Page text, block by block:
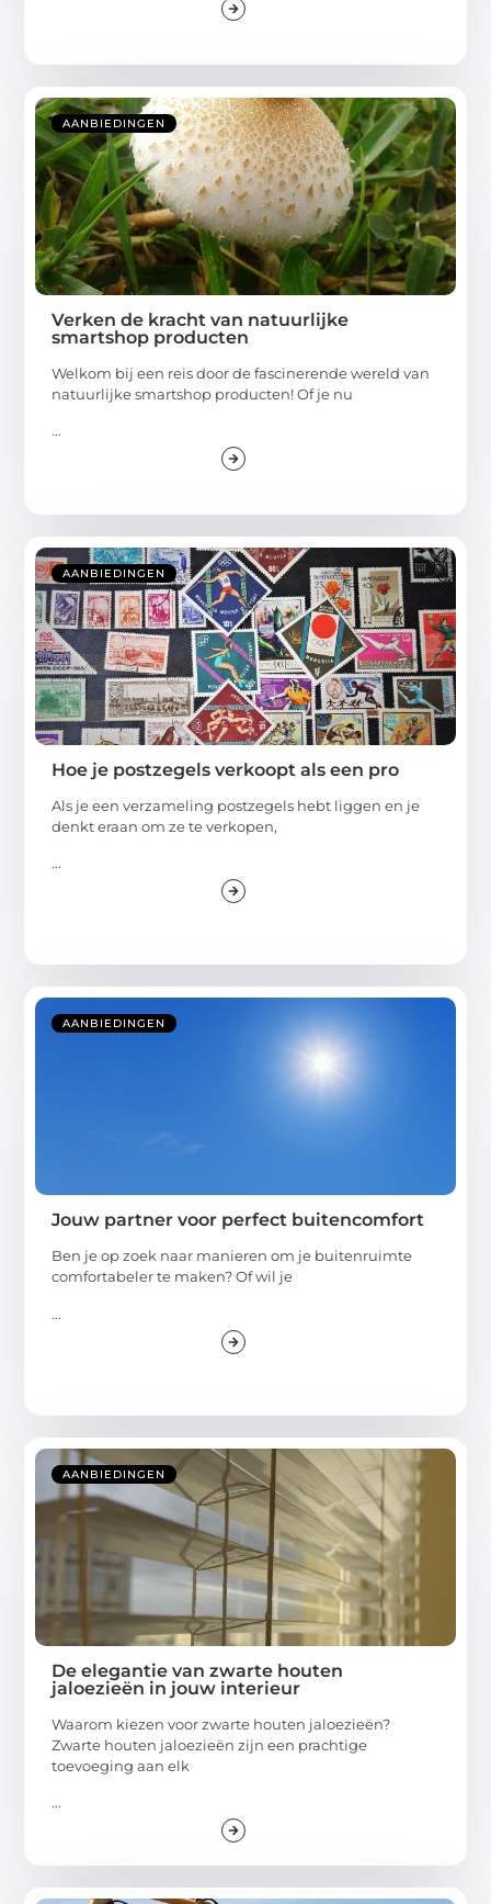
AANBIEDINGEN
Verken de kracht van natuurlijke
smartshop producten
Welkom bij een reis door de fascinerende wereld van
natuurlijke smartshop producten! Of je nu
...
AANBIEDINGEN
Hoe je postzegels verkoopt als een pro
Als je een verzameling postzegels hebt liggen en je
denkt eraan om ze te verkopen,
...
AANBIEDINGEN
Jouw partner voor perfect buitencomfort
Ben je op zoek naar manieren om je buitenruimte
comfortabeler te maken? Of wil je
...
AANBIEDINGEN
De elegantie van zwarte houten
jaloezieën in jouw interieur
Waarom kiezen voor zwarte houten jaloezieën?
Zwarte houten jaloezieën zijn een prachtige
toevoeging aan elk
...